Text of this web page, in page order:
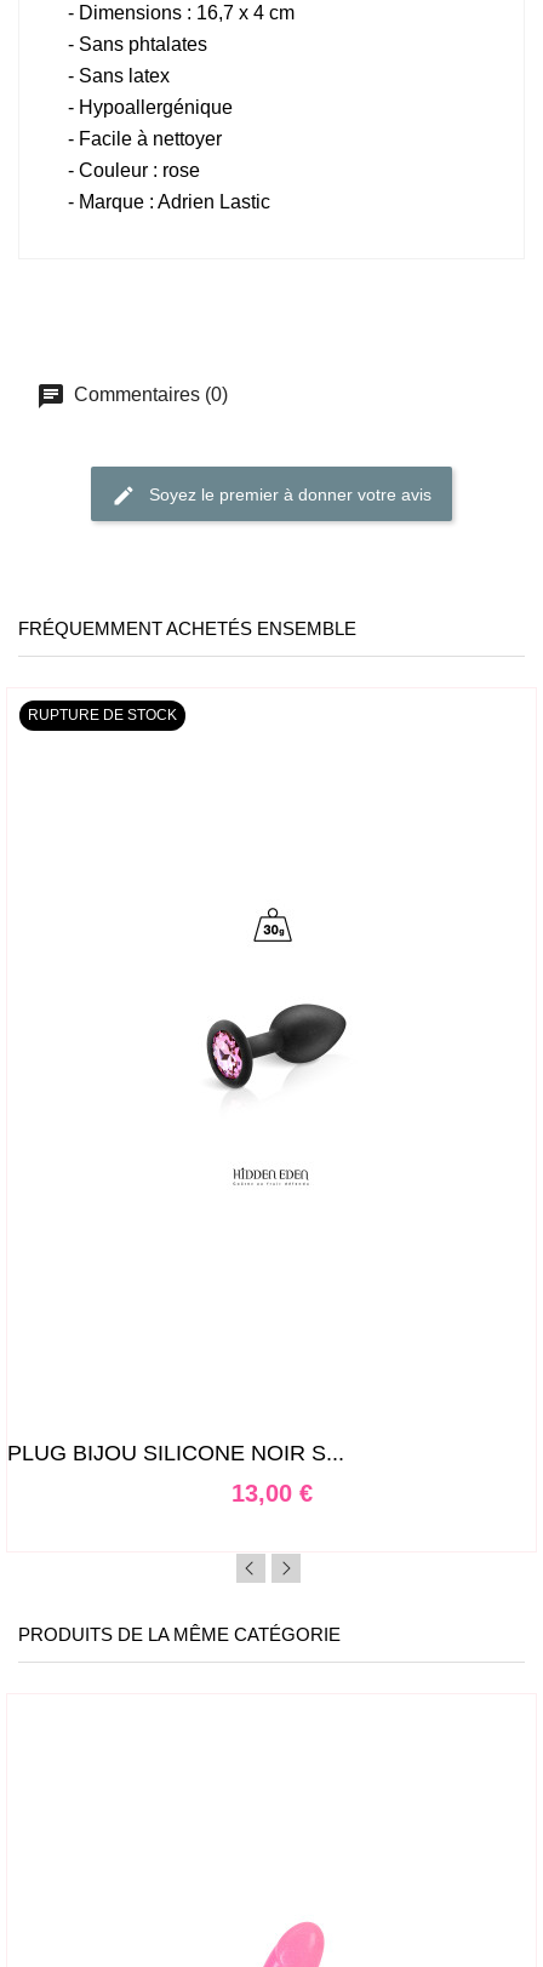
- Dimensions : 16,7 x 4 cm
- Sans phtalates
- Sans latex
- Hypoallergénique
- Facile à nettoyer
- Couleur : rose
- Marque : Adrien Lastic
Commentaires (0)
Soyez le premier à donner votre avis
FRÉQUEMMENT ACHETÉS ENSEMBLE
PLUG BIJOU SILICONE NOIR S...
Prix
13,00 €
RUPTURE DE STOCK
PRODUITS DE LA MÊME CATÉGORIE